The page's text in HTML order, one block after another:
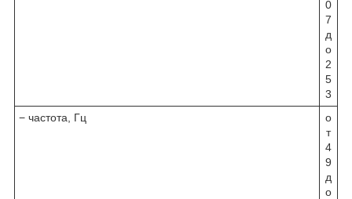
0
7
д
о
2
5
3
− частота, Гц
о
т
4
9
д
о